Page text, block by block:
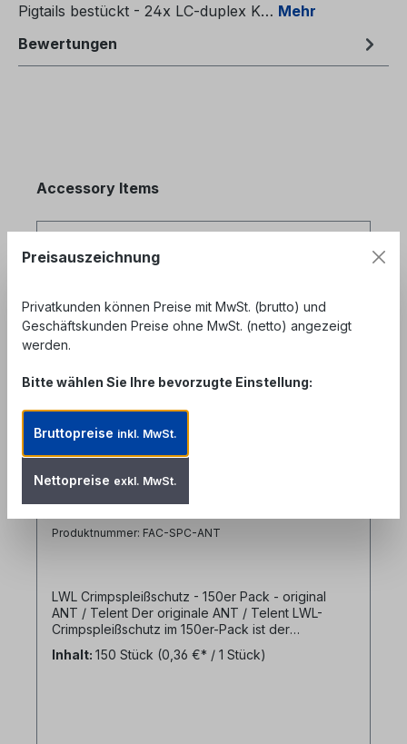
Pigtails bestückt - 24x LC-duplex K… Mehr
Bewertungen
Produktgalerie überspringen
Accessory Items
LWL Crimpspleißschutz 150er Pack -
original ANT/Telent
Produktnummer: FAC-SPC-ANT
LWL Crimpspleißschutz - 150er Pack - original
ANT / Telent Der originale ANT / Telent LWL-
Crimpspleißschutz im 150er-Pack ist der
unangefochtene Industriestandard für den
professionellen Glasfaserausbau in Deutschland.
Inhalt: 150 Stück (0,36 €* / 1 Stück)
Preisauszeichnung
Privatkunden können Preise mit MwSt. (brutto) und
Geschäftskunden Preise ohne MwSt. (netto) angezeigt
werden.
Bitte wählen Sie Ihre bevorzugte Einstellung:
Bruttopreise inkl. MwSt.
Nettopreise exkl. MwSt.